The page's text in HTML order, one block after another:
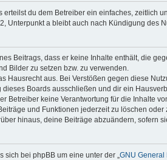
erteilst du dem Betreiber ein einfaches, zeitlich
Unterpunkt a bleibt auch nach Kündigung des
Beitrags, dass er keine Inhalte enthält, die
Bilder zu setzen bzw. zu verwenden.
Hausrecht aus. Bei Verstößen gegen diese
Boards ausschließen und dir ein
Betreiber keine Verantwortung für die Inhalte
und Funktionen jederzeit zu löschen oder
hinaus, deine Beiträge abzuändern, sofern
bei phpBB um eine unter der „ GNU General